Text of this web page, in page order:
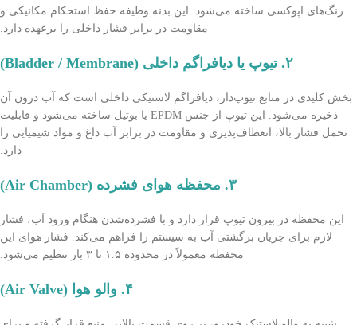
رنگ‌های اپوکسی ساخته می‌شود. این بدنه وظیفه حفظ استحکام مکانیکی و
مقاومت در برابر فشار داخلی را برعهده دارد.
۲. تیوپ یا دیافراگم داخلی (Bladder / Membrane)
بخش کلیدی در منابع تیوپ‌دار، دیافراگم لاستیکی داخلی است که آب درون آن
ذخیره می‌شود. این تیوپ از جنس EPDM یا بوتیل ساخته می‌شود و قابلیت
تحمل فشار بالا، انعطاف‌پذیری و مقاومت در برابر آب داغ و مواد شیمیایی را
دارد.
۳. محفظه هوای فشرده (Air Chamber)
این محفظه در بیرون تیوپ قرار دارد و با فشرده‌شدن هنگام ورود آب، فشار
لازم برای جریان برگشتی آب به سیستم را فراهم می‌کند. فشار هوای این
محفظه معمولاً در محدوده ۱.۵ تا ۳ بار تنظیم می‌شود.
۴. والو هوا (Air Valve)